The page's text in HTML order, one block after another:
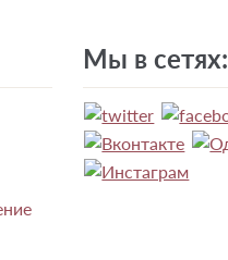
Мы в сетях: